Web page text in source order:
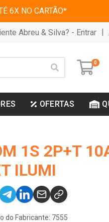
6X NO CARTÃO*
Abreu & Silva? - Entrar |
0
OFERTAS
1S 2P+T
ILUMI
do Fabricante: 7555